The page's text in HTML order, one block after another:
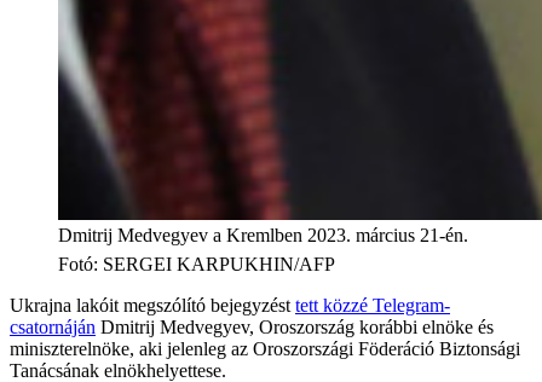
Dmitrij Medvegyev a Kremlben 2023. március 21-én.
Fotó: SERGEI KARPUKHIN/AFP
Ukrajna lakóit megszólító bejegyzést tett közzé Telegram-
csatornáján Dmitrij Medvegyev, Oroszország korábbi elnöke és
miniszterelnöke, aki jelenleg az Oroszországi Föderáció Biztonsági
Tanácsának elnökhelyettese.